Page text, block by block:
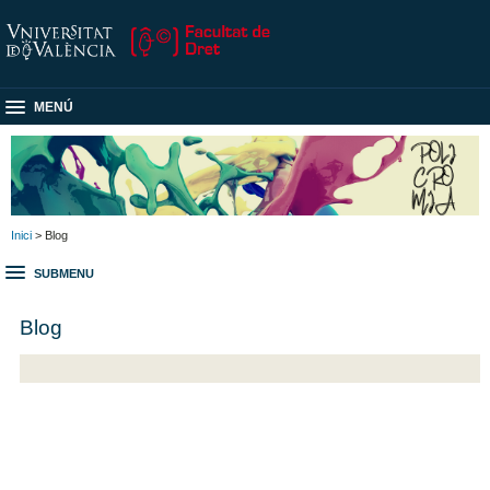
MENÚ
Inici > Blog
SUBMENU
Blog